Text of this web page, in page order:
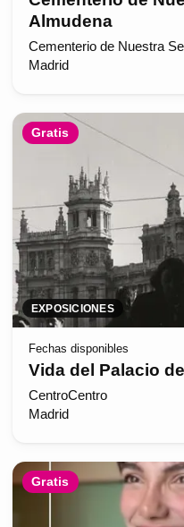
Almudena
Cementerio de Nuestra
Madrid
Gratis
EXPOSICIONES
Fechas disponibles
Vida del Palacio
CentroCentro
Madrid
Gratis